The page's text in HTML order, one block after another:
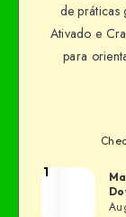
de práticas
Ativado e
para
1